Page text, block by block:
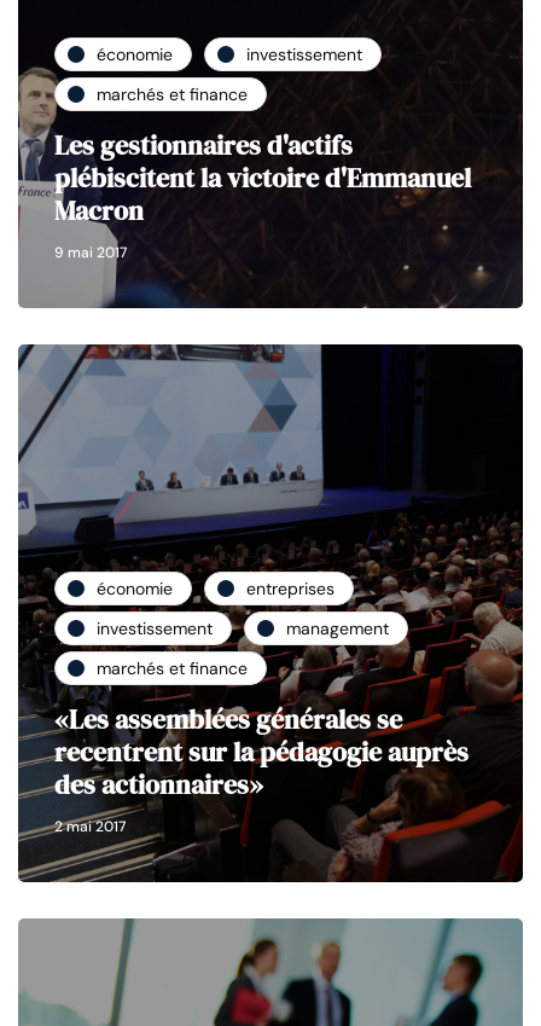
économie
investissement
marchés et finance
Les gestionnaires d'actifs
plébiscitent la victoire d'Emmanuel
Macron
9 mai 2017
économie
entreprises
investissement
management
marchés et finance
«Les assemblées générales se
recentrent sur la pédagogie auprès
des actionnaires»
2 mai 2017